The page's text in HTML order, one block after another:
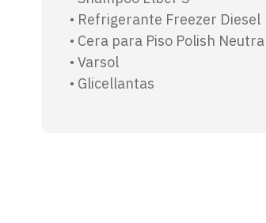
• Refrigerante Freezer Diesel
• Cera para Piso Polish Neutra
• Varsol
• Glicellantas